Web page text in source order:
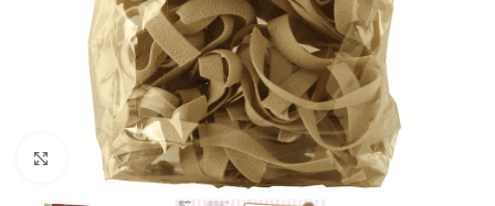
Klick zum Vergrößern